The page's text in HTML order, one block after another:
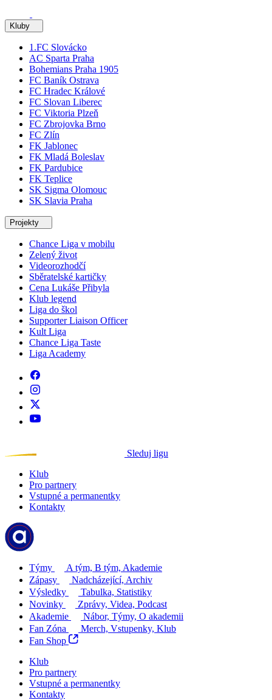
Kluby
1.FC Slovácko
AC Sparta Praha
Bohemians Praha 1905
FC Baník Ostrava
FC Hradec Králové
FC Slovan Liberec
FC Viktoria Plzeň
FC Zbrojovka Brno
FC Zlín
FK Jablonec
FK Mladá Boleslav
FK Pardubice
FK Teplice
SK Sigma Olomouc
SK Slavia Praha
Projekty
Chance Liga v mobilu
Zelený život
Videorozhodčí
Sběratelské kartičky
Cena Lukáše Přibyla
Klub legend
Liga do škol
Supporter Liaison Officer
Kult Liga
Chance Liga Taste
Liga Academy
Sleduj ligu
Klub
Pro partnery
Vstupné a permanentky
Kontakty
Týmy
A tým, B tým, Akademie
Zápasy
Nadcházející, Archiv
Výsledky
Tabulka, Statistiky
Novinky
Zprávy, Videa, Podcast
Akademie
Nábor, Týmy, O akademii
Fan Zóna
Merch, Vstupenky, Klub
Fan Shop
Klub
Pro partnery
Vstupné a permanentky
Kontakty